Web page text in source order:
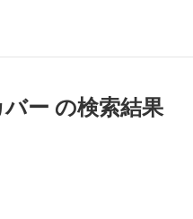
ー の検索結果